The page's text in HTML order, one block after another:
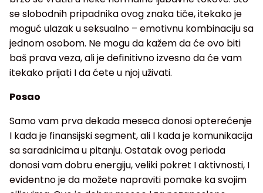
se slobodnih pripadnika ovog znaka tiče, itekako je
moguć ulazak u seksualno – emotivnu kombinaciju sa
jednom osobom. Ne mogu da kažem da će ovo biti
baš prava veza, ali je definitivno izvesno da će vam
itekako prijati I da ćete u njoj uživati.
Posao
Samo vam prva dekada meseca donosi opterećenje
I kada je finansijski segment, ali I kada je komunikacija
sa saradnicima u pitanju. Ostatak ovog perioda
donosi vam dobru energiju, veliki pokret I aktivnosti, I
evidentno je da možete napraviti pomake ka svojim